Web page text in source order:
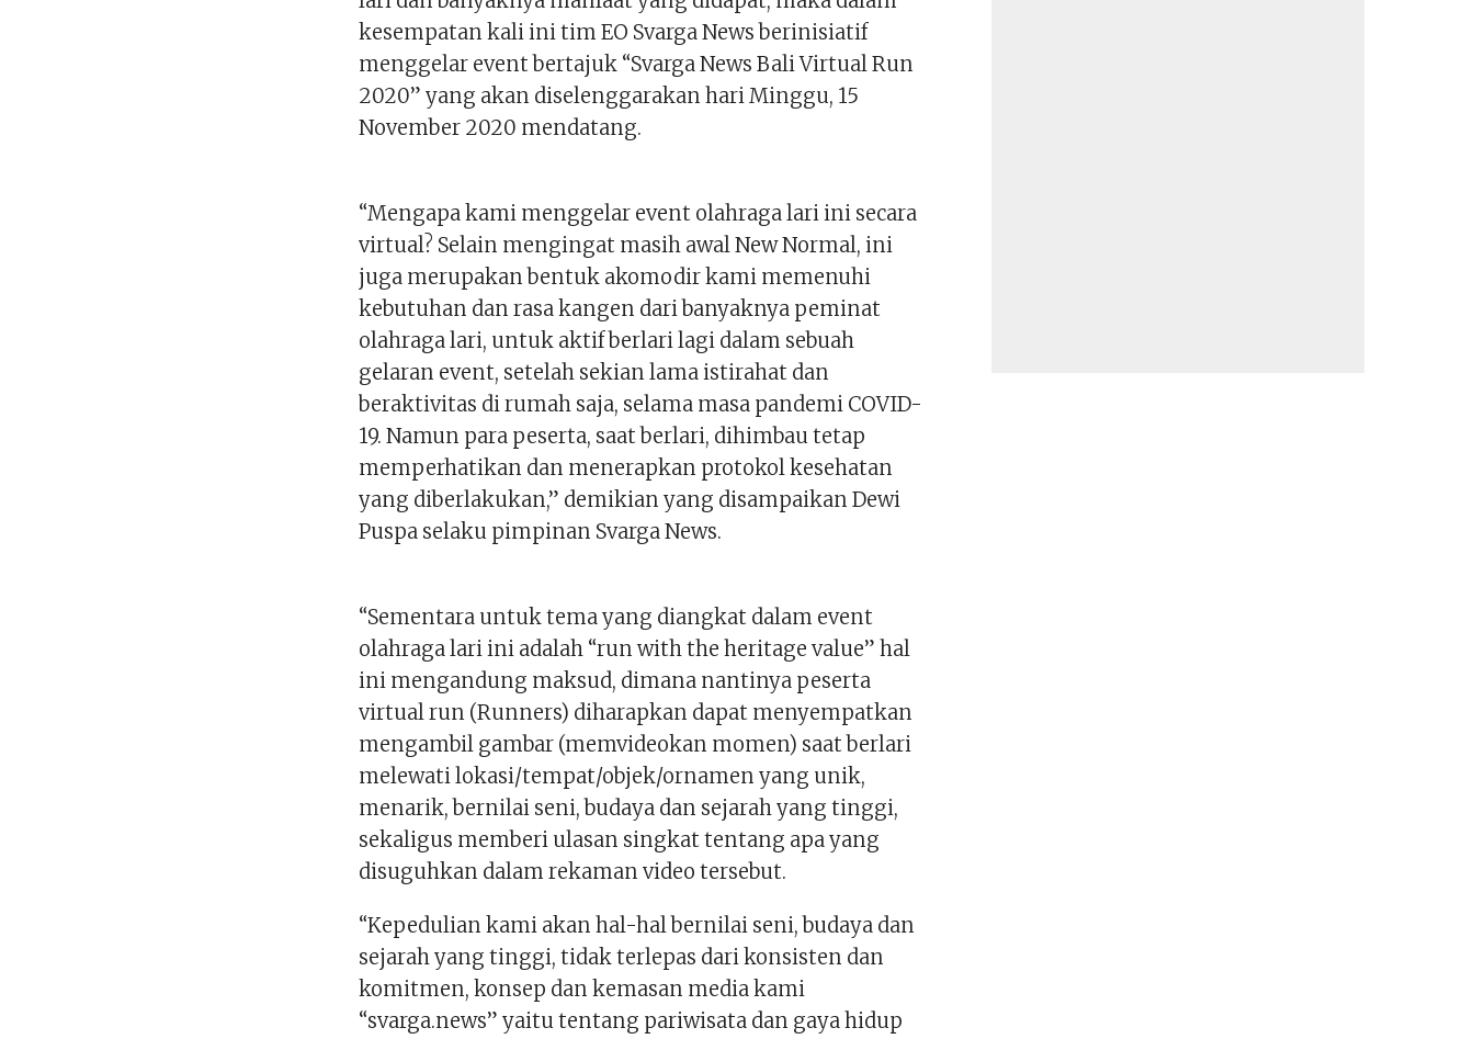
kesempatan kali ini tim EO Svarga News berinisiatif
menggelar event bertajuk “Svarga News Bali Virtual Run
2020” yang akan diselenggarakan hari Minggu, 15
November 2020 mendatang.
“Mengapa kami menggelar event olahraga lari ini secara
virtual? Selain mengingat masih awal New Normal, ini
juga merupakan bentuk akomodir kami memenuhi
kebutuhan dan rasa kangen dari banyaknya peminat
olahraga lari, untuk aktif berlari lagi dalam sebuah
gelaran event, setelah sekian lama istirahat dan
beraktivitas di rumah saja, selama masa pandemi COVID-
19. Namun para peserta, saat berlari, dihimbau tetap
memperhatikan dan menerapkan protokol kesehatan
yang diberlakukan,” demikian yang disampaikan Dewi
Puspa selaku pimpinan Svarga News.
“Sementara untuk tema yang diangkat dalam event
olahraga lari ini adalah “run with the heritage value” hal
ini mengandung maksud, dimana nantinya peserta
virtual run (Runners) diharapkan dapat menyempatkan
mengambil gambar (memvideokan momen) saat berlari
melewati lokasi/tempat/objek/ornamen yang unik,
menarik, bernilai seni, budaya dan sejarah yang tinggi,
sekaligus memberi ulasan singkat tentang apa yang
disuguhkan dalam rekaman video tersebut.
“Kepedulian kami akan hal-hal bernilai seni, budaya dan
sejarah yang tinggi, tidak terlepas dari konsisten dan
komitmen, konsep dan kemasan media kami
“svarga.news” yaitu tentang pariwisata dan gaya hidup